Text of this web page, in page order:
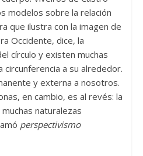
modelos sobre la relación
que ilustra con la imagen de
Occidente, dice, la
círculo y existen muchas
circunferencia a su alrededor.
y externa a nosotros.
en cambio, es al revés: la
naturalezas
perspectivismo